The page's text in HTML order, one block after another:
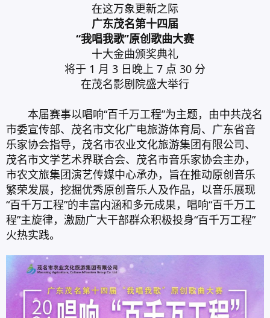
在这万象更新之际
广东茂名第十四届
“我唱我歌”原创歌曲大赛
十大金曲颁奖典礼
将于 1 月 3 日晚上 7 点 30 分
在茂名影剧院盛大举行
本届赛事以唱响“百千万工程”为主题，由中共茂名
市委宣传部、茂名市文化广电旅游体育局、广东省音
乐家协会指导，茂名市农业文化旅游集团有限公司、
茂名市文学艺术界联合会、茂名市音乐家协会主办，
市农文旅集团演艺传媒中心承办，旨在推动原创音乐
繁荣发展，挖掘优秀原创音乐人及作品，以音乐展现
“百千万工程”的丰富内涵和多元成果，唱响“百千万工
程”主旋律，激励广大干部群众积极投身“百千万工程”
火热实践。